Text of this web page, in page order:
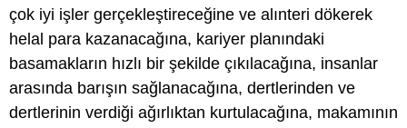
çok iyi işler gerçekleştireceğine ve alınteri dökerek
helal para kazanacağına, kariyer planındaki
basamakların hızlı bir şekilde çıkılacağına, insanlar
arasında barışın sağlanacağına, dertlerinden ve
dertlerinin verdiği ağırlıktan kurtulacağına, makamının